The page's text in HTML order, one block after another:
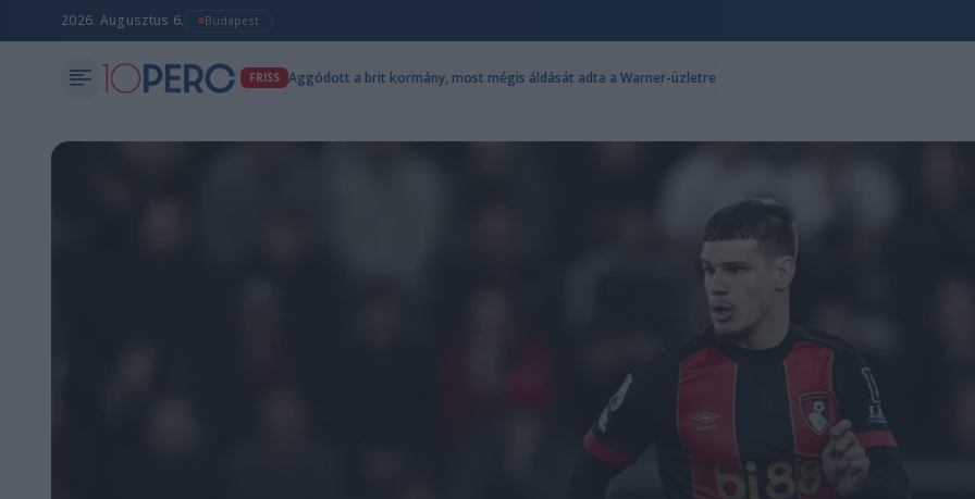
2026. Augusztus 6. Budapest
FRISS Aggódott a brit kormány, most mégis áldását adta a Warner-üzletre